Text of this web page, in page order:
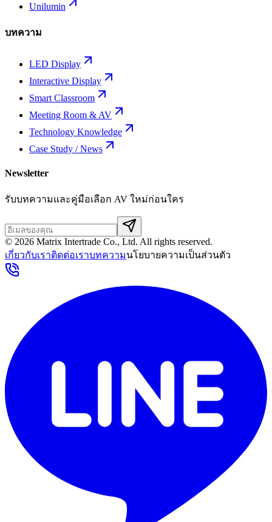
Unilumin
บทความ
LED Display
Interactive Display
Smart Classroom
Meeting Room & AV
Technology Knowledge
Case Study / News
Newsletter
รับบทความและคู่มือเลือก AV ใหม่ก่อนใคร
© 2026 Matrix Intertrade Co., Ltd. All rights reserved.
เกี่ยวกับเราติดต่อเราบทความนโยบายความเป็นส่วนตัว